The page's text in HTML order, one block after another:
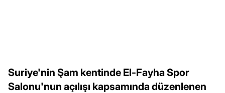
Suriye'nin Şam kentinde El-Fayha Spor
Salonu'nun açılışı kapsamında düzenlenen